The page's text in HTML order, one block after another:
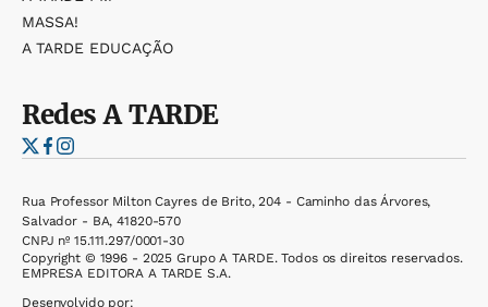
MASSA!
A TARDE EDUCAÇÃO
RedesA TARDE
Rua Professor Milton Cayres de Brito, 204 - Caminho das Árvores,
Salvador - BA, 41820-570
CNPJ nº 15.111.297/0001-30
Copyright © 1996 - 2025 Grupo A TARDE. Todos os direitos reservados.
EMPRESA EDITORA A TARDE S.A.
Desenvolvido por: